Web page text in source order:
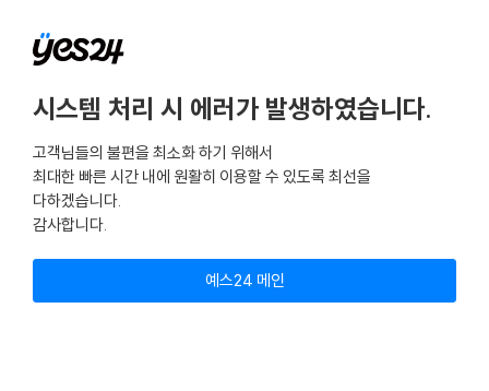
시스템 처리 시 에러가 발생하였습니다.
고객님들의 불편을 최소화 하기 위해서
최대한 빠른 시간 내에 원활히 이용할 수 있도록 최선을
다하겠습니다.
감사합니다.
예스24 메인